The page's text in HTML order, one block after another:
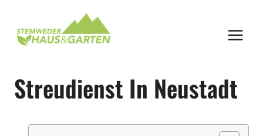
springen
Streudienst In Neustadt